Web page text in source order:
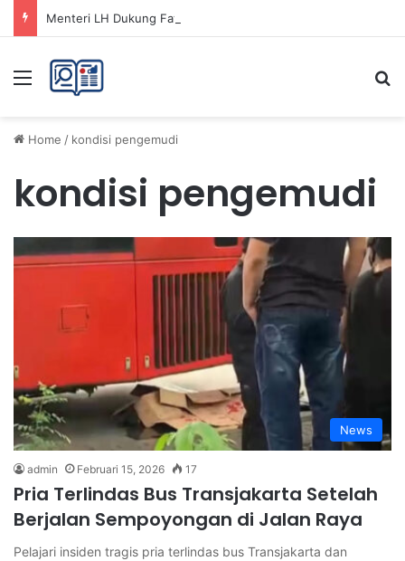
Menu
Home / kondisi pengemudi
kondisi pengemudi
News
admin Februari 15, 2026 17
Pria Terlindas Bus Transjakarta Setelah
Berjalan Sempoyongan di Jalan Raya
Pelajari insiden tragis pria terlindas bus Transjakarta dan